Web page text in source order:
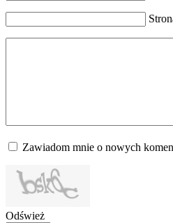
Zawiadom mnie o nowych
Odśwież